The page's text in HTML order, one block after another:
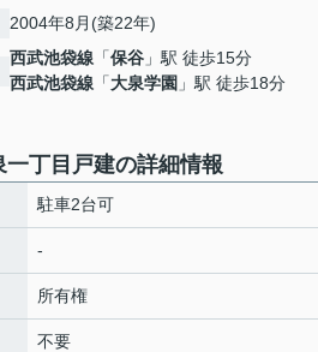
2004年8月(築22年)
西武池袋線 「保谷 」駅 徒歩15分
西武池袋線 「大泉学園 」駅 徒歩18分
丁目戸建の詳細情報
駐車2台可
-
所有権
不要